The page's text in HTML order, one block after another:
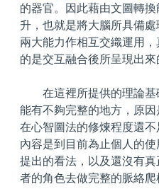
的器官。因此藉由文圖轉換
升，也就是將大腦所具備處
兩大能力作相互交織運用
的是交互融合後所呈現出來
在這裡所提供的理論基
能有不夠完整的地方，原
在心智圖法的修煉程度還
內容是到目前為止個人的
提出的看法，以及還沒有真
者的角色去做完整的脈絡爬